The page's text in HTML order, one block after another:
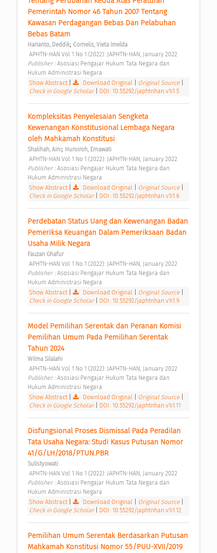
Pemerintah Nomor 46 Tahun 2007 Tentang
Kawasan Perdagangan Bebas Dan Pelabuhan
Bebas Batam
Harianto, Deddik; Cornelis, Vieta Imelda
APHTN-HAN Vol 1 No 1 (2022): JAPHTN-HAN, January 2022
Publisher : Asosiasi Pengajar Hukum Tata Negara dan
Hukum Administrasi Negara
Show Abstract| Download Original Original Source
Check in Google Scholar
DOI: 10.55292/japhtnhan.v1i1.5
Kompleksitas Penyelesaian Sengketa
Kewenangan Konstitusional Lembaga Negara
oleh Mahkamah Konstitusi
Shalihah, Aini; Huroiroh, Ernawati
APHTN-HAN Vol 1 No 1 (2022): JAPHTN-HAN, January 2022
Publisher : Asosiasi Pengajar Hukum Tata Negara dan
Hukum Administrasi Negara
Show Abstract| Download Original Original Source
Check in Google Scholar
DOI: 10.55292/japhtnhan.v1i1.6
Perdebatan Status Uang dan Kewenangan Badan
Pemeriksa Keuangan Dalam Pemeriksaan Badan
Usaha Milik Negara
Fauzan Ghafur
APHTN-HAN Vol 1 No 1 (2022): JAPHTN-HAN, January 2022
Publisher : Asosiasi Pengajar Hukum Tata Negara dan
Hukum Administrasi Negara
Show Abstract| Download Original Original Source
Check in Google Scholar
DOI: 10.55292/japhtnhan.v1i1.9
Model Pemilihan Serentak dan Peranan Komisi
Pemilihan Umum Pada Pemilihan Serentak
Tahun 2024
Wilma Silalahi
APHTN-HAN Vol 1 No 1 (2022): JAPHTN-HAN, January 2022
Publisher : Asosiasi Pengajar Hukum Tata Negara dan
Hukum Administrasi Negara
Show Abstract| Download Original Original Source
Check in Google Scholar
DOI: 10.55292/japhtnhan.v1i1.11
Disfungsional Proses Dismissal Pada Peradilan
Tata Usaha Negara: Studi Kasus Putusan Nomor
41/G/LH/2018/PTUN.PBR
Sulistyowati
APHTN-HAN Vol 1 No 1 (2022): JAPHTN-HAN, January 2022
Publisher : Asosiasi Pengajar Hukum Tata Negara dan
Hukum Administrasi Negara
Show Abstract| Download Original Original Source
Check in Google Scholar
DOI: 10.55292/japhtnhan.v1i1.12
Pemilihan Umum Serentak Berdasarkan Putusan
Mahkamah Konstitusi Nomor 55/PUU-XVII/2019